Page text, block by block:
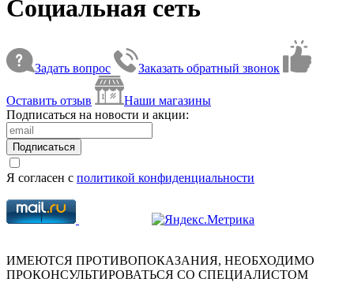
Социальная сеть
Задать вопрос Заказать обратный звонок
Оставить отзыв
Наши магазины
Подписаться на новости и акции:
Подписаться
Я согласен с политикой конфиденциальности
ИМЕЮТСЯ ПРОТИВОПОКАЗАНИЯ, НЕОБХОДИМО
ПРОКОНСУЛЬТИРОВАТЬСЯ СО СПЕЦИАЛИСТОМ